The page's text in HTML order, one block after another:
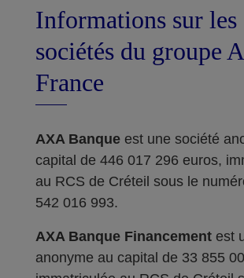
Informations sur les
sociétés du groupe
France
AXA Banque est une société
capital de 446 017 296 euros,
au RCS de Créteil sous le
542 016 993.
AXA Banque Financement est
anonyme au capital de 33 855